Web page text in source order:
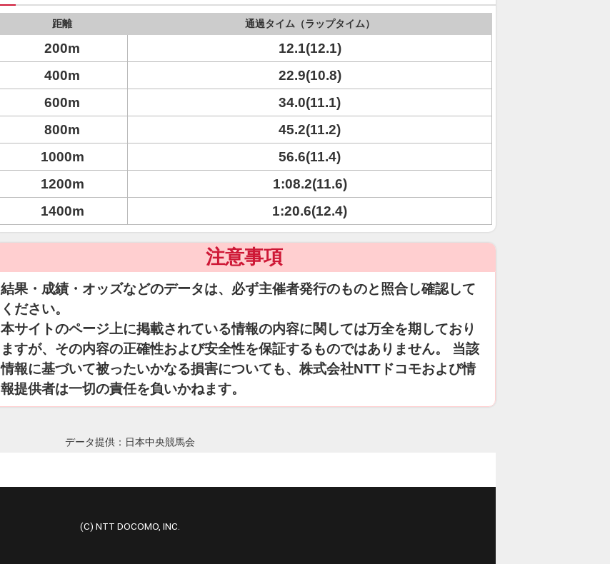
距離 通過タイム（ラップタイム）
200m
12.1(12.1)
400m
22.9(10.8)
600m
34.0(11.1)
800m
45.2(11.2)
1000m
56.6(11.4)
1200m
1:08.2(11.6)
1400m
1:20.6(12.4)
注意事項
結果・成績・オッズなどのデータは、必ず主催者発行のものと照合し確認して
ください。
本サイトのページ上に掲載されている情報の内容に関しては万全を期しており
ますが、その内容の正確性および安全性を保証するものではありません。 当該
情報に基づいて被ったいかなる損害についても、株式会社NTTドコモおよび情
報提供者は一切の責任を負いかねます。
データ提供：日本中央競馬会
(C) NTT DOCOMO, INC.